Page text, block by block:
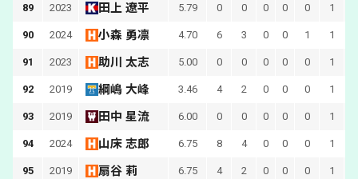
89 2023 田上 遼平 5.79 0 0 0 0 0 1
90 2024 小森 勇凛 4.70 6 3 0 0 1 1
91 2023 助川 太志 5.00 0 0 0 0 0 1
92 2019 綱嶋 大峰 3.46 4 2 0 0 0 1
93 2019 田中 星流 6.00 0 0 0 0 0 1
94 2024 山床 志郎 6.75 8 4 0 0 0 1
95 2019 扇谷 莉 6.75 4 2 0 0 0 1